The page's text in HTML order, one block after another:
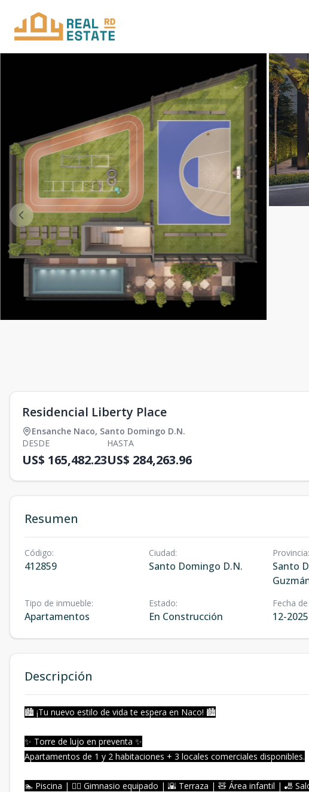
Residencial Liberty Place
Ensanche Naco, Santo Domingo D.N.
DESDE
US$ 165,482.23
HASTA
US$ 284,263.96
Resumen
Código:
412859
Ciudad:
Santo Domingo D.N.
Provincia:
Santo
Tipo de inmueble:
Apartamentos
Estado:
En Construcción
Fecha
12-2025
Descripción
🏙️ ¡Tu nuevo estilo de vida te espera en Naco! 🏙️
✨ Torre de lujo en preventa ✨
Apartamentos de 1 y 2 habitaciones + 3 locales comerciales disponibles.
🏊 Piscina | 🏋️‍♀️ Gimnasio equipado | 🌇 Terraza | 🧸 Área infantil | 🎳